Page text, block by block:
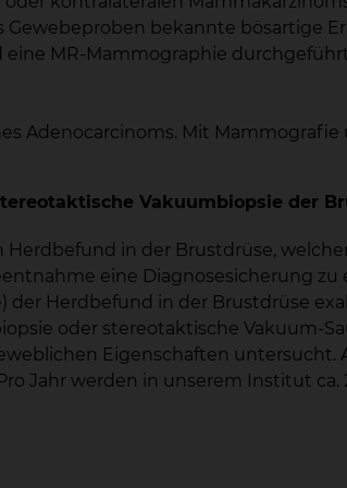
bekannte bösartige
MR-Mammographie
Adenocarcinoms. Mit
Vakuumbiopsie der
in der Brustdrüse,
eine Diagnosesicherung
der Herdbefund in der Brustdrüse
oder stereotaktische Vakuum-
Eigenschaften untersucht.
Jahr werden in unserem Institut